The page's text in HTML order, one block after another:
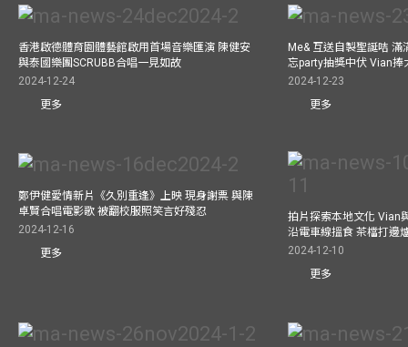
香港啟德體育園體藝館啟用首場音樂匯演 陳健安
與泰國樂團SCRUBB合唱一見如故
2024-12-24
更多
Me& 互送自製聖誕咭
忘party抽獎中伏 Vian捧
2024-12-23
更多
鄭伊健愛情新片《久別重逢》上映 現身謝票 與陳
卓賢合唱電影歌 被翻校服照笑言好殘忍
2024-12-16
更多
拍片探索本地文化 Vian
沿電車線搵食 茶檔打邊
2024-12-10
更多